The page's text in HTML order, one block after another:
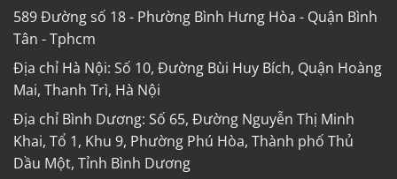
589 Đường số 18 - Phường Bình Hưng Hòa - Quận Bình
Tân - Tphcm
Địa chỉ Hà Nội: Số 10, Đường Bùi Huy Bích, Quận Hoàng
Mai, Thanh Trì, Hà Nội
Địa chỉ Bình Dương: Số 65, Đường Nguyễn Thị Minh
Khai, Tổ 1, Khu 9, Phường Phú Hòa, Thành phố Thủ
Dầu Một, Tỉnh Bình Dương